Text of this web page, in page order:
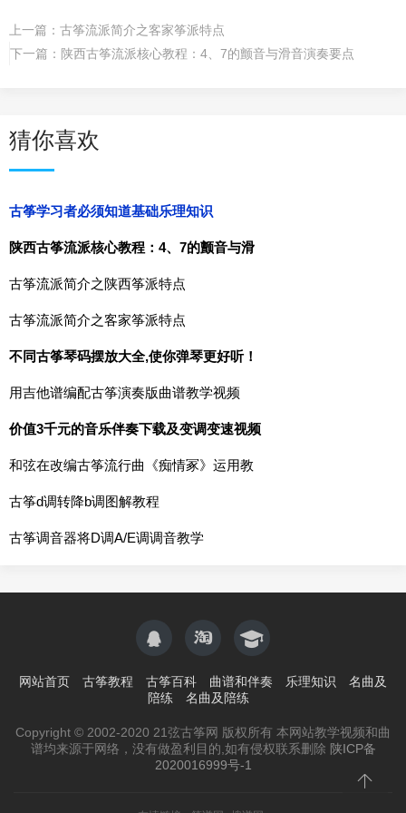
上一篇： 古筝流派简介之客家筝派特点
下一篇： 陕西古筝流派核心教程：4、7的颤音与滑音演奏要点
猜你喜欢
古筝学习者必须知道基础乐理知识
陕西古筝流派核心教程：4、7的颤音与滑
古筝流派简介之陕西筝派特点
古筝流派简介之客家筝派特点
不同古筝琴码摆放大全,使你弹琴更好听！
用吉他谱编配古筝演奏版曲谱教学视频
价值3千元的音乐伴奏下载及变调变速视频
和弦在改编古筝流行曲《痴情冢》运用教
古筝d调转降b调图解教程
古筝调音器将D调A/E调调音教学
网站首页 古筝教程 古筝百科 曲谱和伴奏 乐理知识
名曲及
陪练
名曲及陪练
Copyright © 2002-2020 21弦古筝网 版权所有 本网站教学视频和曲
谱均来源于网络，没有做盈利目的,如有侵权联系删除 陕ICP备
2020016999号-1